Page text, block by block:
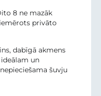
8 ne mazāk
privāto
dabīgā akmens
ideālam un
šuvju